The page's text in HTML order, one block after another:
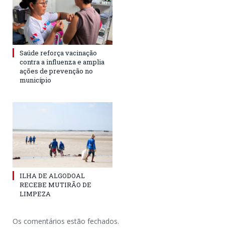
Saúde reforça vacinação
contra a influenza e amplia
ações de prevenção no
município
ILHA DE ALGODOAL
RECEBE MUTIRÃO DE
LIMPEZA
Os comentários estão fechados.